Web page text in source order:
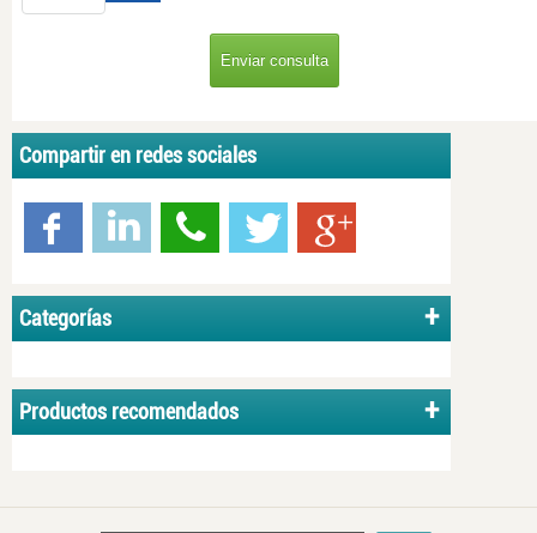
Compartir en redes sociales
Categorías
Productos recomendados